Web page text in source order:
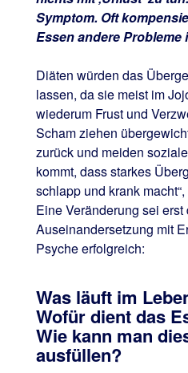
Symptom. Oft
Essen andere Probleme
Diäten würden das
lassen, da sie meist im
wiederum Frust und
Scham ziehen
zurück und meiden
kommt, dass starkes
schlapp und krank
Eine Veränderung sei
Auseinandersetzung mit
Psyche erfolgreich:
Was läuft im
Wofür dient das
Wie kann man
ausfüllen?